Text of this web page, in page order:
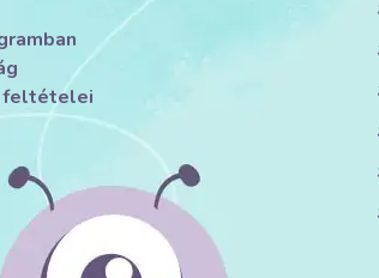
feltételei